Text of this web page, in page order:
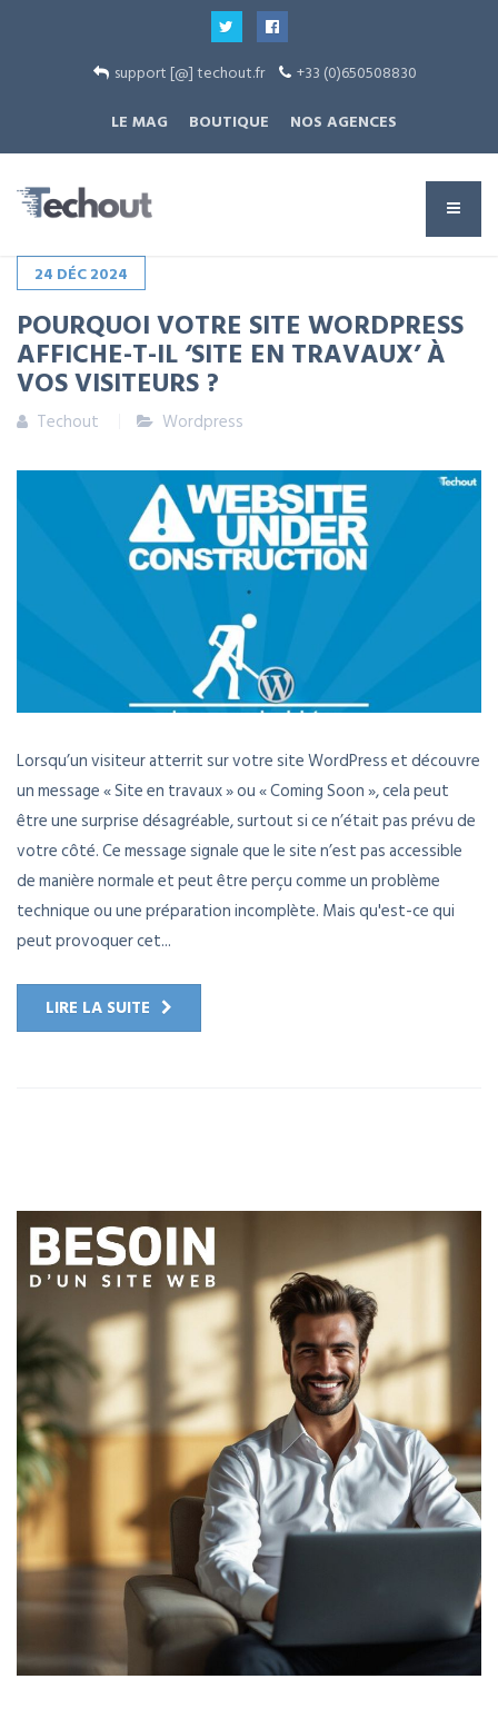
support [@] techout.fr
+33 (0)650508830
LE MAG
BOUTIQUE NOS AGENCES
24 DÉC2024
POURQUOI VOTRE SITE WORDPRESS
AFFICHE-T-IL ‘SITE EN TRAVAUX’ À
VOS VISITEURS ?
Techout Wordpress
Lorsqu’un visiteur atterrit sur votre site WordPress et découvre
un message « Site en travaux » ou « Coming Soon », cela peut
être une surprise désagréable, surtout si ce n’était pas prévu de
votre côté. Ce message signale que le site n’est pas accessible
de manière normale et peut être perçu comme un problème
technique ou une préparation incomplète. Mais qu'est-ce qui
peut provoquer cet...
LIRE LA SUITE